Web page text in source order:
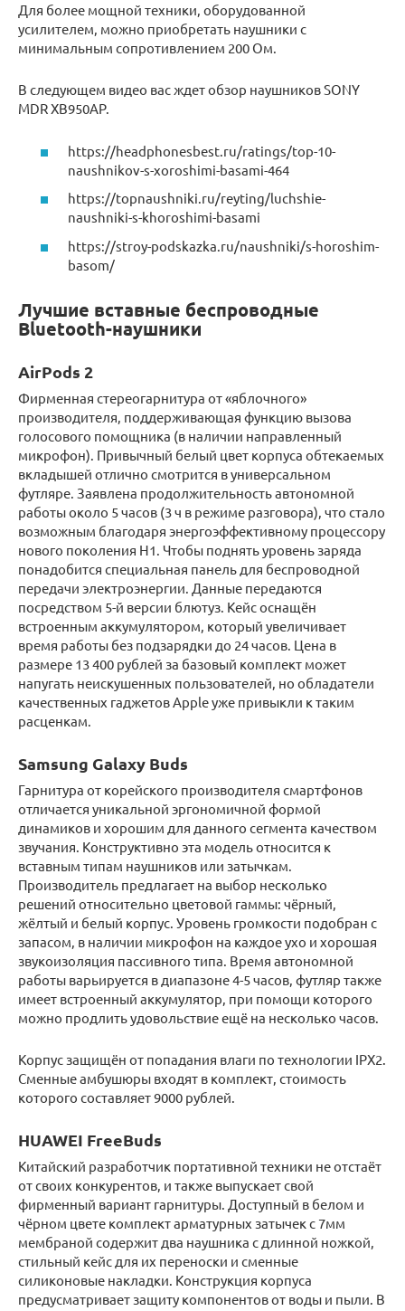
Для более мощной техники, оборудованной
усилителем, можно приобретать наушники с
минимальным сопротивлением 200 Ом.
В следующем видео вас ждет обзор наушников SONY
MDR XB950AP.
https://headphonesbest.ru/ratings/top-10-
naushnikov-s-xoroshimi-basami-464
https://topnaushniki.ru/reyting/luchshie-
naushniki-s-khoroshimi-basami
https://stroy-podskazka.ru/naushniki/s-horoshim-
basom/
Лучшие вставные беспроводные
Bluetooth-наушники
AirPods 2
Фирменная стереогарнитура от «яблочного»
производителя, поддерживающая функцию вызова
голосового помощника (в наличии направленный
микрофон). Привычный белый цвет корпуса обтекаемых
вкладышей отлично смотрится в универсальном
футляре. Заявлена продолжительность автономной
работы около 5 часов (3 ч в режиме разговора), что стало
возможным благодаря энергоэффективному процессору
нового поколения H1. Чтобы поднять уровень заряда
понадобится специальная панель для беспроводной
передачи электроэнергии. Данные передаются
посредством 5-й версии блютуз. Кейс оснащён
встроенным аккумулятором, который увеличивает
время работы без подзарядки до 24 часов. Цена в
размере 13 400 рублей за базовый комплект может
напугать неискушенных пользователей, но обладатели
качественных гаджетов Apple уже привыкли к таким
расценкам.
Samsung Galaxy Buds
Гарнитура от корейского производителя смартфонов
отличается уникальной эргономичной формой
динамиков и хорошим для данного сегмента качеством
звучания. Конструктивно эта модель относится к
вставным типам наушников или затычкам.
Производитель предлагает на выбор несколько
решений относительно цветовой гаммы: чёрный,
жёлтый и белый корпус. Уровень громкости подобран с
запасом, в наличии микрофон на каждое ухо и хорошая
звукоизоляция пассивного типа. Время автономной
работы варьируется в диапазоне 4-5 часов, футляр также
имеет встроенный аккумулятор, при помощи которого
можно продлить удовольствие ещё на несколько часов.
Корпус защищён от попадания влаги по технологии IPX2.
Сменные амбушюры входят в комплект, стоимость
которого составляет 9000 рублей.
HUAWEI FreeBuds
Китайский разработчик портативной техники не отстаёт
от своих конкурентов, и также выпускает свой
фирменный вариант гарнитуры. Доступный в белом и
чёрном цвете комплект арматурных затычек с 7мм
мембраной содержит два наушника с длинной ножкой,
стильный кейс для их переноски и сменные
силиконовые накладки. Конструкция корпуса
предусматривает защиту компонентов от воды и пыли. В